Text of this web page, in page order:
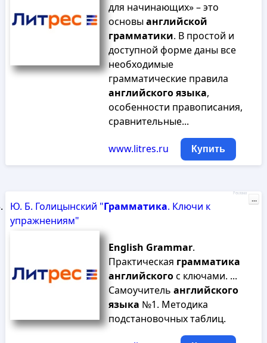
для начинающих» – это
основыанглийской
грамматики. В простой и
доступной форме даны все
необходимые
грамматические правила
английскогоязыка,
особенности правописания,
сравнительные...
www.litres.ru Купить
Ю. Б. Голицынский "Грамматика. Ключи к
упражнениям"
English Grammar.
Практическая грамматика
английскогос ключами. ...
Самоучитель английского
языка №1. Методика
подстановочных таблиц.
Реклама
...